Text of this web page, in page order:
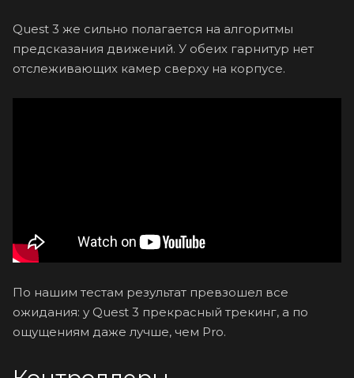
Quest 3 же сильно полагается на алгоритмы
предсказания движений. У обеих гарнитур нет
отслеживающих камер сверху на корпусе.
По нашим тестам результат превзошел все
ожидания: у Quest 3 прекрасный трекинг, а по
ощущениям даже лучше, чем Pro.